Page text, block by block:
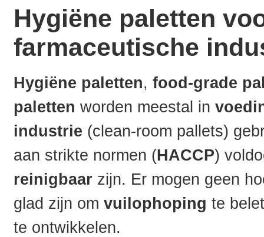
Hygiëne paletten
farmaceutische
Hygiëne paletten, food-grade
paletten worden meestal in
industrie (clean-room pallets)
aan strikte normen (HACCP)
reinigbaar zijn. Er mogen geen
glad zijn om vuilophoping te
te ontwikkelen.